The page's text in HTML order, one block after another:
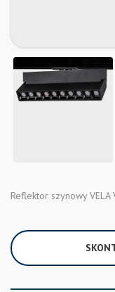
Reflektor szynowy